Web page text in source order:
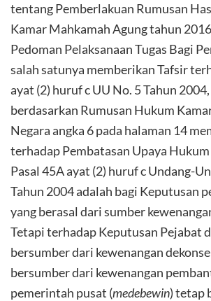
tentang Pemberlakuan Rumusan
Kamar Mahkamah Agung tahun
Pedoman Pelaksanaan Tugas Bagi
salah satunya memberikan Tafsir
ayat (2) huruf c UU No. 5 Tahun
berdasarkan Rumusan Hukum
Negara angka 6 pada halaman 14
terhadap Pembatasan Upaya
Pasal 45A ayat (2) huruf c Undang-
Tahun 2004 adalah bagi Keputusan
yang berasal dari sumber
Tetapi terhadap Keputusan Pejabat
bersumber dari kewenangan
bersumber dari kewenangan
pemerintah pusat (medebewin) tetap